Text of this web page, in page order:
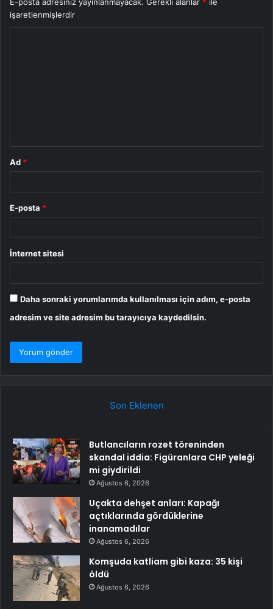
işaretlenmişlerdir
Ad *
E-posta *
İnternet sitesi
Daha sonraki yorumlarımda kullanılması için adım, e-posta
adresim ve site adresim bu tarayıcıya kaydedilsin.
Son Eklenen
Butlancıların rozet töreninden
skandal iddia: Figüranlara CHP yeleği
mi giydirildi
Ağustos 6, 2026
Uçakta dehşet anları: Kapağı
açtıklarında gördüklerine
inanamadılar
Ağustos 6, 2026
Komşuda katliam gibi kaza: 35 kişi
öldü
Ağustos 6, 2026